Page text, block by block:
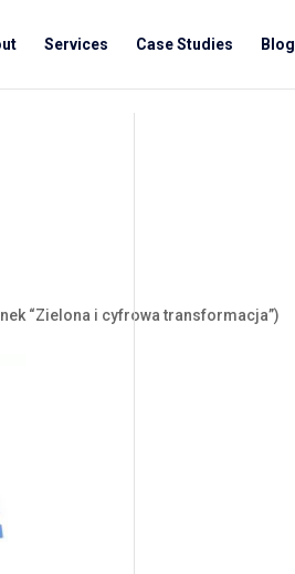
Services Case Studies Blog
“Zielona i cyfrowa transformacja”)